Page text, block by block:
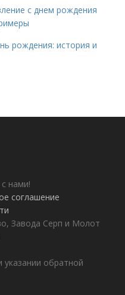
с днем рождения
рождения: история и
нами!
соглашение
Завода Серп и Молот
обратной